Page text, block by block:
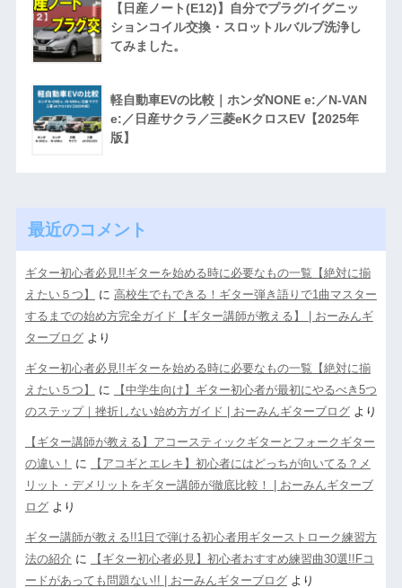
【日産ノート(E12)】自分でプラグ/イグニッ
ションコイル交換・スロットルバルブ洗浄し
てみました。
軽自動車EVの比較｜ホンダNONE e:／N-VAN
e:／日産サクラ／三菱eKクロスEV【2025年
版】
最近のコメント
ギター初心者必見!!ギターを始める時に必要なもの一覧【絶対に揃
えたい５つ】
に 高校生でもできる！ギター弾き語りで1曲マスター
するまでの始め方完全ガイド【ギター講師が教える】 | おーみんギ
ターブログより
ギター初心者必見!!ギターを始める時に必要なもの一覧【絶対に揃
えたい５つ】
に
【中学生向け】ギター初心者が最初にやるべき5つ
のステップ｜挫折しない始め方ガイド | おーみんギターブログより
【ギター講師が教える】アコースティックギターとフォークギター
の違い！
に
【アコギとエレキ】初心者にはどっちが向いてる？メ
リット・デメリットをギター講師が徹底比較！ | おーみんギターブ
ログより
ギター講師が教える!!1日で弾ける初心者用ギターストローク練習方
法の紹介 に
【ギター初心者必見】初心者おすすめ練習曲30選!!Fコ
ードがあっても問題ない!! | おーみんギターブログより